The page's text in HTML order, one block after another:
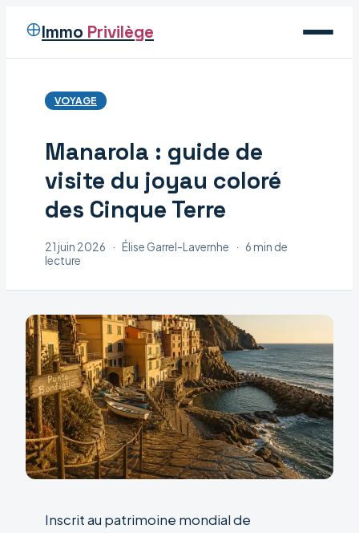
Immo Privilège
Voyage
Maison
Déco
VOYAGE
Manarola : guide de
visite du joyau coloré
des Cinque Terre
21 juin 2026 · Élise Garrel-Lavernhe · 6 min de
lecture
Inscrit au patrimoine mondial de